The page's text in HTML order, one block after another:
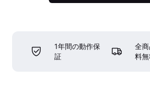
1年間の動作保
証
全
料